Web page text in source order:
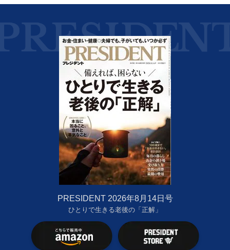
PRESIDENT 2026年8月14日号
ひとりで生きる老後の「正解」